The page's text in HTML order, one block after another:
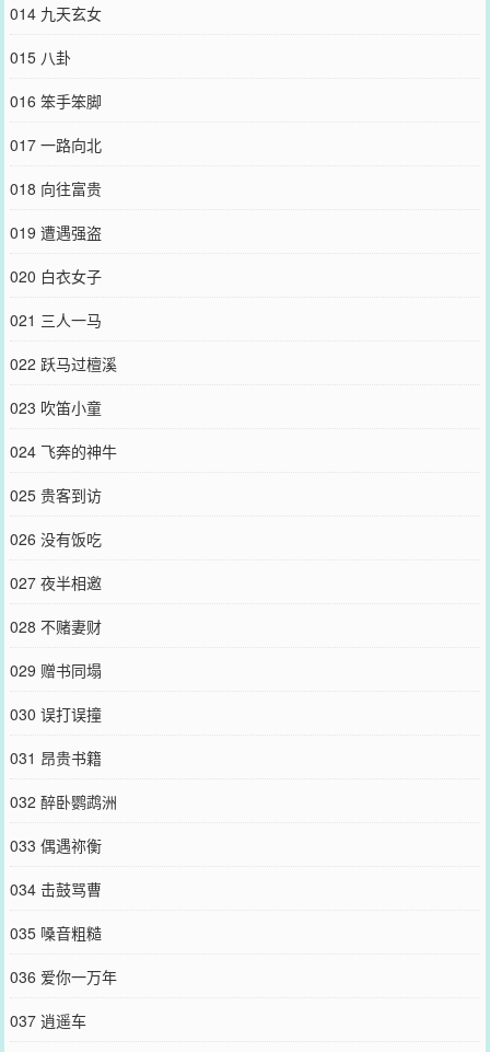
014 九天玄女
015 八卦
016 笨手笨脚
017 一路向北
018 向往富贵
019 遭遇强盗
020 白衣女子
021 三人一马
022 跃马过檀溪
023 吹笛小童
024 飞奔的神牛
025 贵客到访
026 没有饭吃
027 夜半相邀
028 不赌妻财
029 赠书同塌
030 误打误撞
031 昂贵书籍
032 醉卧鹦鹉洲
033 偶遇祢衡
034 击鼓骂曹
035 嗓音粗糙
036 爱你一万年
037 逍遥车